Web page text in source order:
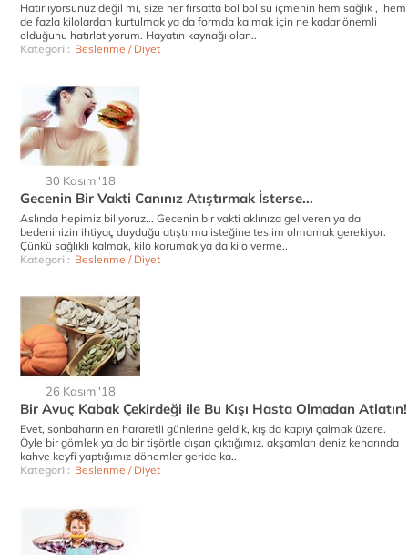
Hatırlıyorsunuz değil mi, size her fırsatta bol bol su içmenin hem sağlık , hem
de fazla kilolardan kurtulmak ya da formda kalmak için ne kadar önemli
olduğunu hatırlatıyorum. Hayatın kaynağı olan..
Kategori : Beslenme / Diyet
30 Kasım '18
Gecenin Bir Vakti Canınız Atıştırmak İsterse...
Aslında hepimiz biliyoruz... Gecenin bir vakti aklınıza geliveren ya da
bedeninizin ihtiyaç duyduğu atıştırma isteğine teslim olmamak gerekiyor.
Çünkü sağlıklı kalmak, kilo korumak ya da kilo verme..
Kategori : Beslenme / Diyet
26 Kasım '18
Bir Avuç Kabak Çekirdeği ile Bu Kışı Hasta Olmadan Atlatın!
Evet, sonbaharın en hararetli günlerine geldik, kış da kapıyı çalmak üzere.
Öyle bir gömlek ya da bir tişörtle dışarı çıktığımız, akşamları deniz kenarında
kahve keyfi yaptığımız dönemler geride ka..
Kategori : Beslenme / Diyet